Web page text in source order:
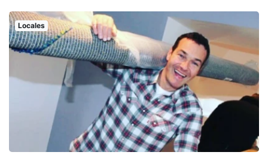
Locales